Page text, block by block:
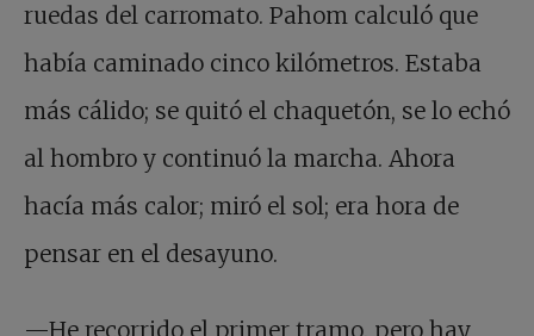
ruedas del carromato. Pahom calculó que
había caminado cinco kilómetros. Estaba
más cálido; se quitó el chaquetón, se lo echó
al hombro y continuó la marcha. Ahora
hacía más calor; miró el sol; era hora de
pensar en el desayuno.
—He recorrido el primer tramo, pero hay